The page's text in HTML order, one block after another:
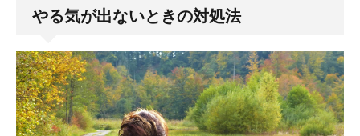
やる気が出ないときの対処法